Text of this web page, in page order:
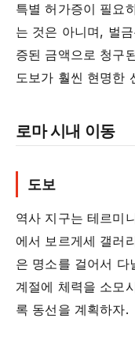
특별 허가증이 필요
는 것은 아니며, 벌
증된 금액으로 청구
도보가 훨씬 현명한
로마 시내 이동
도보
역사 지구는 테르미
에서 보르게세 갤러
은 명소를 걸어서 다
계절에 체력을 소모
록 동선을 계획하자.